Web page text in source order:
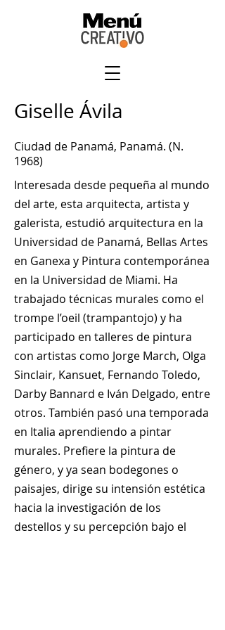
Giselle Ávila
Ciudad de Panamá, Panamá. (N.
1968)
Interesada desde pequeña al mundo
del arte, esta arquitecta, artista y
galerista, estudió arquitectura en la
Universidad de Panamá, Bellas Artes
en Ganexa y Pintura contemporánea
en la Universidad de Miami. Ha
trabajado técnicas murales como el
trompe l’oeil (trampantojo) y ha
participado en talleres de pintura
con artistas como Jorge March, Olga
Sinclair, Kansuet, Fernando Toledo,
Darby Bannard e Iván Delgado, entre
otros. También pasó una temporada
en Italia aprendiendo a pintar
murales. Prefiere la pintura de
género, y ya sean bodegones o
paisajes, dirige su intensión estética
hacia la investigación de los
destellos y su percepción bajo el